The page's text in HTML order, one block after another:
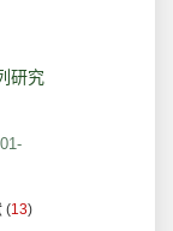
研究
(13)